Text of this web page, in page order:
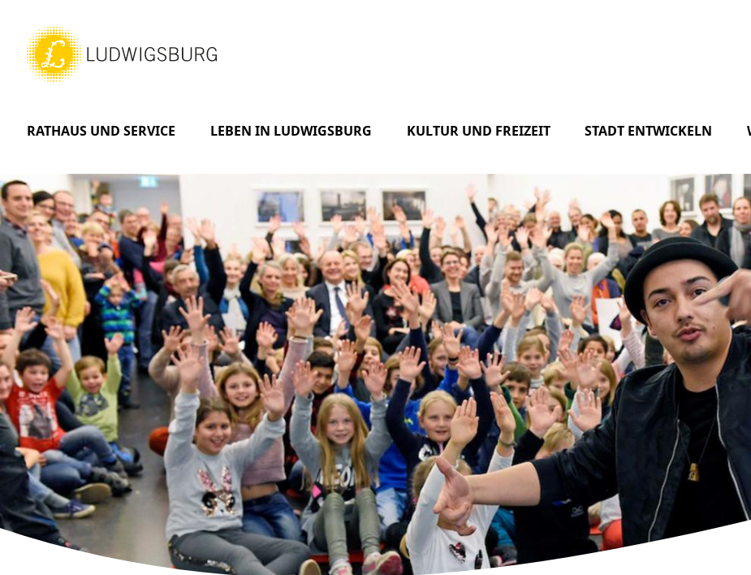
RATHAUS UND SERVICE LEBEN IN LUDWIGSBURG KULTUR UND FREIZEIT STADT ENTWICKELN